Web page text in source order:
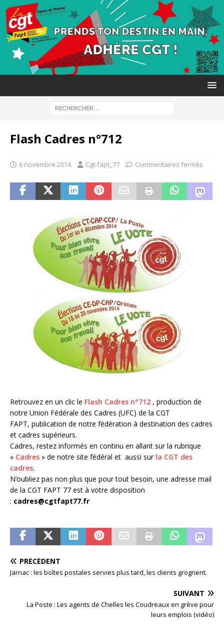
Flash Cadres n°712
6 novembre 2014 Cgt-fapt_77 Commentaires fermés
Retrouvez en un clic le Flash Cadres n°712 , production de
notre Union Fédérale des Cadres (UFC) de la CGT
FAPT, publication de notre fédération à destination des cadres
et cadres supérieurs.
Cadres, restez informés en continu en allant sur la rubrique
« Cadres » de notre site fédéral et aussi surla CGT des
cadres.
N’oubliez pas non plus que pour tout besoin, une adresse mail
de la CGT FAPT 77 est à votre disposition
: cadres@cgtfapt77.fr
PRÉCÉDENT
Jarnac : les boîtes postales servies plus tard, les clients grognent.
SUIVANT
La Poste : Les agents de Chelles les Coudreaux en grève pour
leurs emplois (vidéo)